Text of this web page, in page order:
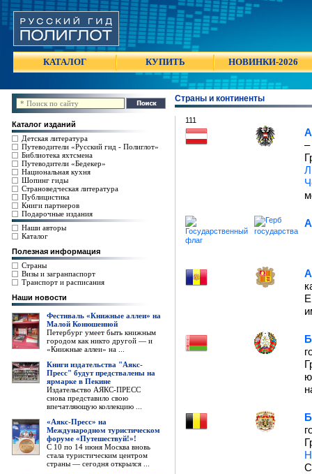
КАТАЛОГ КУПИТЬ НОВИНКИ-2026
Каталог изданий
Детская литература
Путеводители «Русский гид - Полиглот»
Библиотека яхтсмена
Путеводители «Бедекер»
Национальная кухня
Шопинг гиды
Страноведческая литература
Публицистика
Книги партнеров
Подарочные издания
Наши авторы
Каталог
Полезная информация
Страны
Визы и загранпаспорт
Транспорт и расписания
Наши новости
Фестиваль «Книжные аллеи» на
Малой Конюшенной
Петербург умеет быть книжным
городом как никто другой — и
«Книжные аллеи» на ...
Книги издательства "Аякс-
Пресс" будут предствалены на
ярмарке в Пекине
Издательство АЯКС-ПРЕСС
снова представило свою
впечатляющую коллекцию ...
«Аякс-Пресс» на
Международном туристическом
форуме «Путешествуй!»!
С 10 по 14 июня Москва вновь
стала туристическим центром
страны — сегодня открылся ...
Страны и континенты
111
–